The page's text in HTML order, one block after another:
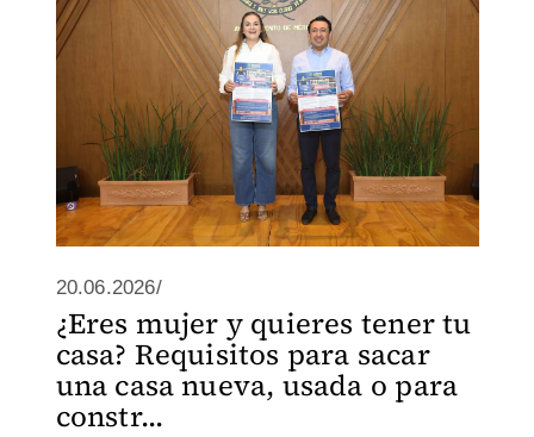
20.06.2026/
¿Eres mujer y quieres tener tu
casa? Requisitos para sacar
una casa nueva, usada o para
constr...